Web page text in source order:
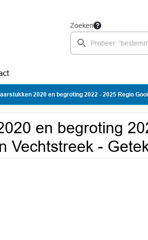
Zoeken
2020 en begroting 2022 - 2025 Regio Gooi en Vechtstreek -
en begroting
Vechtstreek -